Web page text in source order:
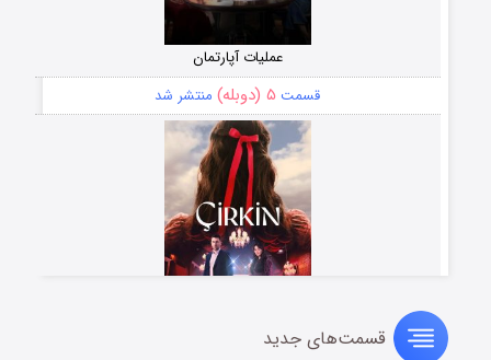
عملیات آپارتمان
قسمت ۵ (دوبله) منتشر شد
سریال زشتقسمت‌های جدید